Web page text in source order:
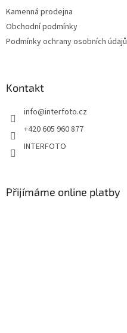
Kamenná prodejna
Obchodní podmínky
Podmínky ochrany osobních údajů
Kontakt
info@interfoto.cz
+420 605 960 877
INTERFOTO
Přijímáme online platby